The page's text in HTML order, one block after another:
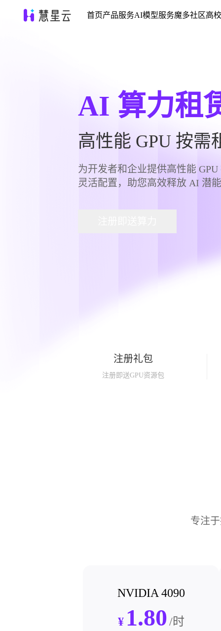
首页产品服务AI模型服务魔多社区高
AI 算力租
高性能 GPU 按需
为开发者和企业提供高性能
灵活配置，助您高效释放 AI 潜
注册礼包
注册即送GPU资源包
专注
NVIDIA 4090
¥ 1.80/时